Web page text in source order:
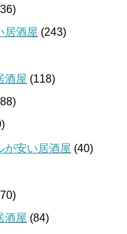
居酒屋 (243)
酒屋 (118)
が安い居酒屋 (40)
酒屋 (84)